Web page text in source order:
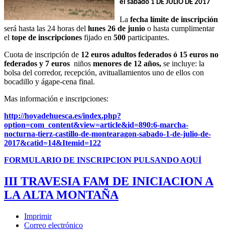
el sábado 1 DE JULIO DE 2017
La fecha límite de inscripción
será hasta las 24 horas del lunes 26 de junio o hasta cumplimentar
el tope de inscripciones fijado en 500 participantes.
Cuota de inscripción de 12 euros adultos federados ó 15 euros no
federados y 7 euros niños menores de 12 años, se incluye: la
bolsa del corredor, recepción, avituallamientos uno de ellos con
bocadillo y ágape-cena final.
Mas información e inscripciones:
http://hoyadehuesca.es/index.php?
option=com_content&view=article&id=890:6-marcha-
nocturna-tierz-castillo-de-montearagon-sabado-1-de-julio-de-
2017&catid=14&Itemid=122
FORMULARIO DE INSCRIPCION PULSANDO AQUÍ
III TRAVESIA FAM DE INICIACION A
LA ALTA MONTAÑA
Imprimir
Correo electrónico